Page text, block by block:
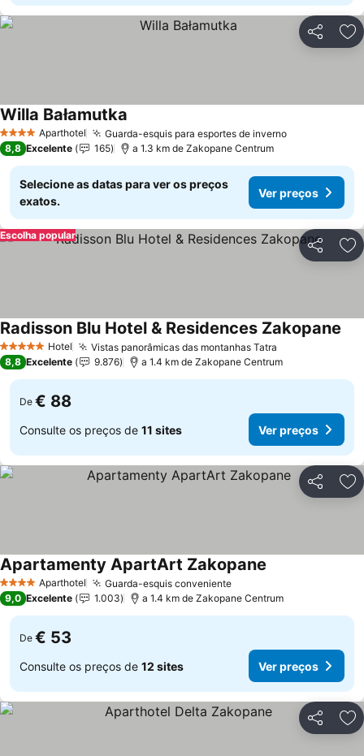
Partilhar
4 EstrelasAparthotel Guarda-esquis para esportes de inverno
Willa Bałamutka
8,8 Excelente 165 a 1.3 km de Zakopane Centrum
Selecione as datas para ver os preços
exatos.
Ver preços
Partilhar
Escolha popular
5 Estrelas Hotel Vistas panorâmicas das montanhas Tatra
Radisson Blu Hotel & Residences Zakopane
8,8 Excelente 9.876 a 1.4 km de Zakopane Centrum
De € 88
Consulte os preços de 11 sites Ver preços
Partilhar
4 EstrelasAparthotel Guarda-esquis conveniente
Apartamenty ApartArt Zakopane
9,0 Excelente 1.003 a 1.4 km de Zakopane Centrum
De € 53
Consulte os preços de 12 sites Ver preços
Partilhar